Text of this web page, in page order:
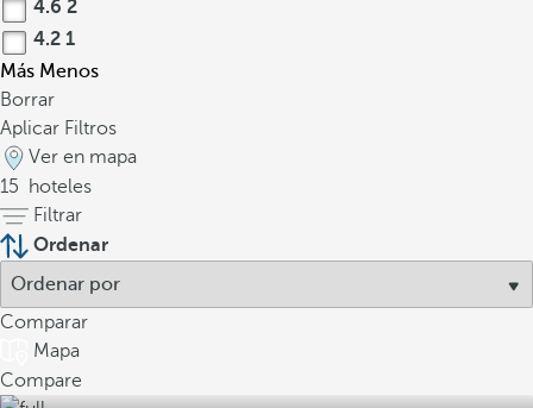
4.6 2
4.2 1
Más Menos
Borrar
Aplicar Filtros
Ver en mapa
15
hoteles
Filtrar
Ordenar
Comparar
Mapa
Compare